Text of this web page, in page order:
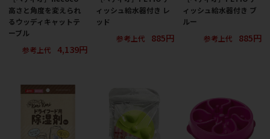
高さと角度を変えられ
るウッディキャットテ
ーブル
参考上代
4,139円
ィッシュ給水器付き レ
ッド
参考上代
885円
ィッシュ給水器付き ブ
ルー
参考上代
885円